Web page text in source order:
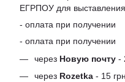
ЕГРПОУ для
- оплата при получении
- оплата при получении
через Новую почту -
через Rozetka - 15